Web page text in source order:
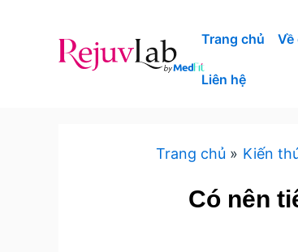
Trang chủ Về
Liên hệ
Trang chủ Kiến
Có nên